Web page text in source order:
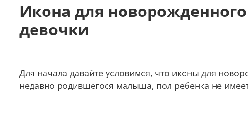
Икона для
девочки
Для начала давайте условимся, что иконы для
недавно родившегося малыша, пол ребенка не